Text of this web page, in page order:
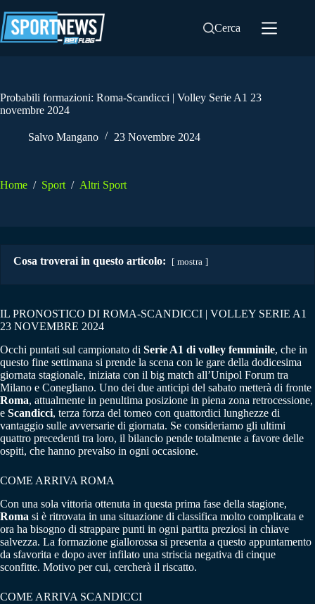
al
contenuto
Cerca
Probabili formazioni: Roma-Scandicci | Volley Serie A1 23
novembre 2024
Salvo Mangano 23 Novembre 2024
Home / Sport / Altri Sport
Cosa troverai in questo articolo: mostra
IL PRONOSTICO DI ROMA-SCANDICCI | VOLLEY SERIE A1
23 NOVEMBRE 2024
Occhi puntati sul campionato di Serie A1 di volley femminile, che in
questo fine settimana si prende la scena con le gare della dodicesima
giornata stagionale, iniziata con il big match all’Unipol Forum tra
Milano e Conegliano. Uno dei due anticipi del sabato metterà di fronte
Roma, attualmente in penultima posizione in piena zona retrocessione,
e Scandicci, terza forza del torneo con quattordici lunghezze di
vantaggio sulle avversarie di giornata. Se consideriamo gli ultimi
quattro precedenti tra loro, il bilancio pende totalmente a favore delle
ospiti, che hanno prevalso in ogni occasione.
COME ARRIVA ROMA
Con una sola vittoria ottenuta in questa prima fase della stagione,
Roma si è ritrovata in una situazione di classifica molto complicata e
ora ha bisogno di strappare punti in ogni partita preziosi in chiave
salvezza. La formazione giallorossa si presenta a questo appuntamento
da sfavorita e dopo aver infilato una striscia negativa di cinque
sconfitte. Motivo per cui, cercherà il riscatto.
COME ARRIVA SCANDICCI